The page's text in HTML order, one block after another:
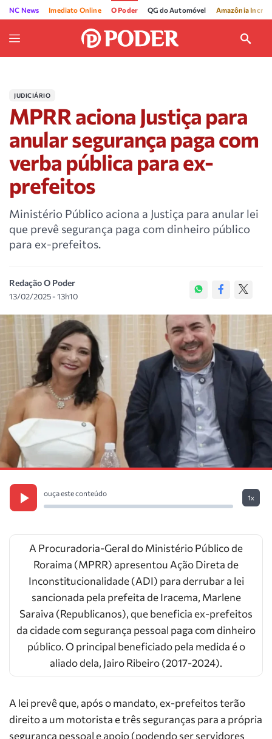
NC News Imediato Online O Poder QG do Automóvel Amazônia
JUDICIÁRIO
MPRR aciona Justiça para
anular segurança paga com
verba pública para ex-
prefeitos
Ministério Público aciona a Justiça para anular lei
que prevê segurança paga com dinheiro público
para ex-prefeitos.
Redação O Poder
13/02/2025 - 13h10
ouça este conteúdo
1x
A Procuradoria-Geral do Ministério Público de
Roraima (MPRR) apresentou Ação Direta de
Inconstitucionalidade (ADI) para derrubar a lei
sancionada pela prefeita de Iracema, Marlene
Saraiva (Republicanos), que beneficia ex-prefeitos
da cidade com segurança pessoal paga com dinheiro
público. O principal beneficiado pela medida é o
aliado dela, Jairo Ribeiro (2017-2024).
A lei prevê que, após o mandato, ex-prefeitos terão
direito a um motorista e três seguranças para a própria
segurança pessoal e apoio (podendo ser servidores